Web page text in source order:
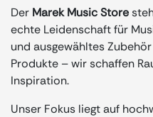
Der Marek Music Store
echte Leidenschaft für
und ausgewähltes
Produkte – wir schaffen
Inspiration.
Unser Fokus liegt auf